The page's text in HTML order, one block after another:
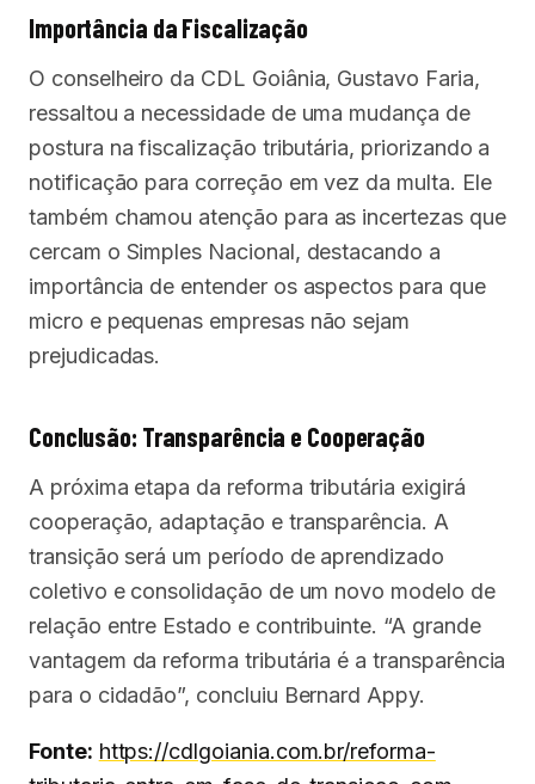
Importância da Fiscalização
O conselheiro da CDL Goiânia, Gustavo Faria,
ressaltou a necessidade de uma mudança de
postura na fiscalização tributária, priorizando a
notificação para correção em vez da multa. Ele
também chamou atenção para as incertezas que
cercam o Simples Nacional, destacando a
importância de entender os aspectos para que
micro e pequenas empresas não sejam
prejudicadas.
Conclusão: Transparência e Cooperação
A próxima etapa da reforma tributária exigirá
cooperação, adaptação e transparência. A
transição será um período de aprendizado
coletivo e consolidação de um novo modelo de
relação entre Estado e contribuinte. “A grande
vantagem da reforma tributária é a transparência
para o cidadão”, concluiu Bernard Appy.
Fonte: https://cdlgoiania.com.br/reforma-